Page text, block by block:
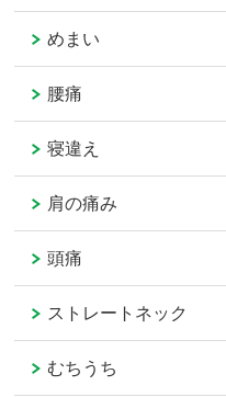
めまい
腰痛
寝違え
肩の痛み
頭痛
ストレートネック
むちうち